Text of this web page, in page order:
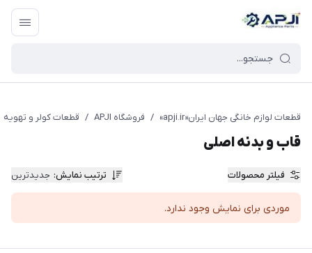
قطعات یدکی و جانبی لوازم خانگی جهان ایران
قطعات لوازم خانگی جهان ایران«apji.ir» / فروشگاه APJI / قطعات کولر و تهویه
قاب و بدنه اصلی
فیلتر محصولات ترتیب نمایش: جدیدترین
موردی برای نمایش وجود ندارد.